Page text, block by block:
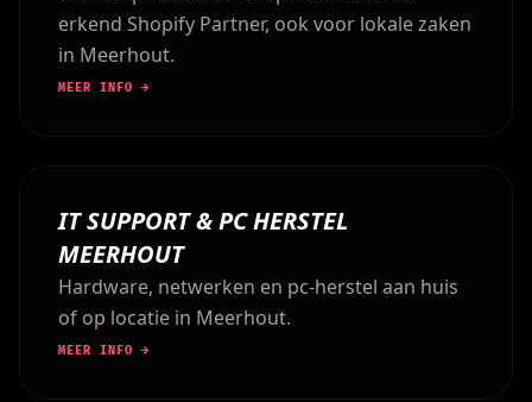
erkend Shopify Partner, ook voor lokale zaken
in Meerhout.
MEER INFO →
IT SUPPORT & PC HERSTEL
MEERHOUT
Hardware, netwerken en pc-herstel aan huis
of op locatie in Meerhout.
MEER INFO →